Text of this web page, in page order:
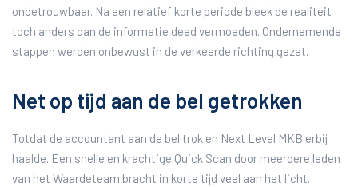
onbetrouwbaar. Na een relatief korte periode bleek de realiteit
toch anders dan de informatie deed vermoeden. Ondernemende
stappen werden onbewust in de verkeerde richting gezet.
Net op tijd aan de bel getrokken
Totdat de accountant aan de bel trok en Next Level MKB erbij
haalde. Een snelle en krachtige Quick Scan door meerdere leden
van het Waardeteam bracht in korte tijd veel aan het licht.